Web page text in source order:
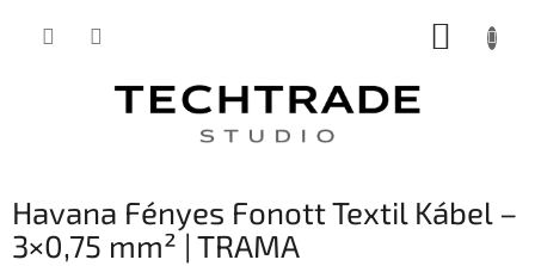
KOSÁR
Havana Fényes Fonott Textil Kábel –
3×0,75 mm² | TRAMA